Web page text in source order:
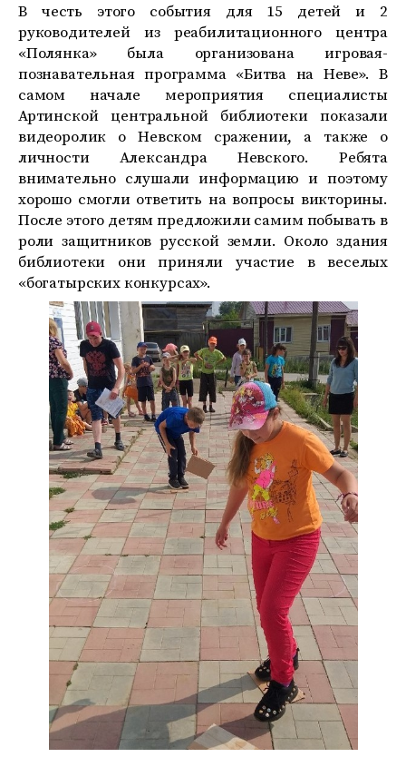
В честь этого события для 15 детей и 2
руководителей из реабилитационного центра
«Полянка» была организована игровая-
познавательная программа «Битва на Неве». В
самом начале мероприятия специалисты
Артинской центральной библиотеки показали
видеоролик о Невском сражении, а также о
личности Александра Невского. Ребята
внимательно слушали информацию и поэтому
хорошо смогли ответить на вопросы викторины.
После этого детям предложили самим побывать в
роли защитников русской земли. Около здания
библиотеки они приняли участие в веселых
«богатырских конкурсах».